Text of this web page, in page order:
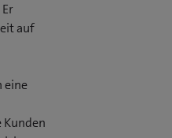
auf
eine